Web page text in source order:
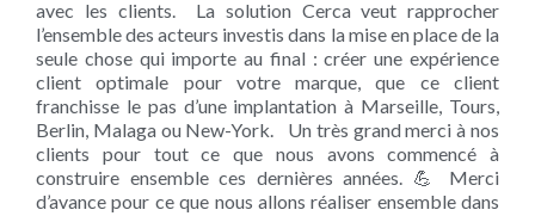
avec les clients. La solution Cerca veut rapprocher
l’ensemble des acteurs investis dans la mise en place de la
seule chose qui importe au final : créer une expérience
client optimale pour votre marque, que ce client
franchisse le pas d’une implantation à Marseille, Tours,
Berlin, Malaga ou New-York. Un très grand merci à nos
clients pour tout ce que nous avons commencé à
construire ensemble ces dernières années. 💪 Merci
d’avance pour ce que nous allons réaliser ensemble dans